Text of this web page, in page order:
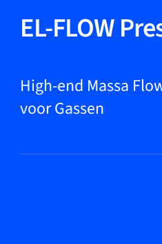
Producten
Markets
EL-FLOW
High-end Massa
voor Gassen